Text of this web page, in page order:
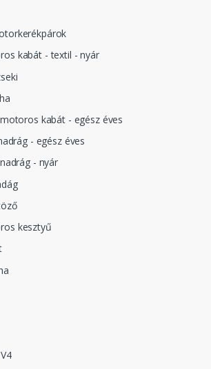
kabát - textil - nyár
kabát - egész éves
- egész éves
- nyár
kesztyű